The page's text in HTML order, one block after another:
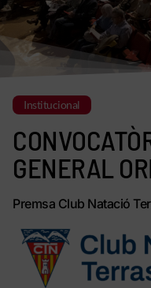
Institucional
GENERAL
Premsa Club Natació